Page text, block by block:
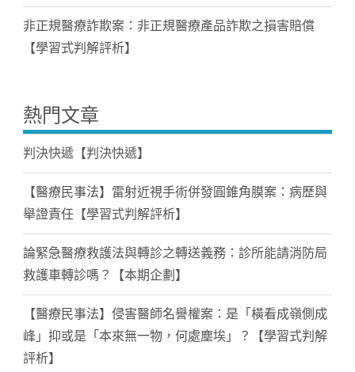
非正規醫療詐欺案：非正規醫療產品詐欺之損害賠償
【學習式判解評析】
熱門文章
判決快遞【判決快遞】
【醫療民事法】雷射近視手術併發圓錐角膜案：病歷與
舉證責任【學習式判解評析】
論緊急醫療救護法與轉診之轉送義務：診所能請消防局
救護車轉診嗎？【本期企劃】
【醫療民事法】侵害醫師名譽權案：是「橫看成嶺側成
峰」抑或是「本來無一物，何處塵埃」？【學習式判解
評析】